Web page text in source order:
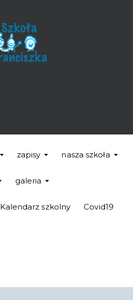
zapisy nasza szkoła
galeria
Kalendarz szkolny Covid19